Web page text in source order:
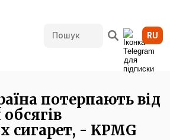
RU
1131 переглядів • 12.06.2026 14:17
потерпають від
сигарет, - KPMG